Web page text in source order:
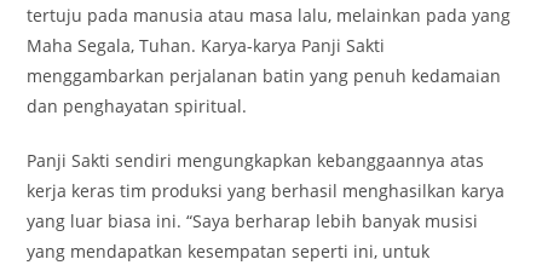
tertuju pada manusia atau masa lalu, melainkan pada yang
Maha Segala, Tuhan. Karya-karya Panji Sakti
menggambarkan perjalanan batin yang penuh kedamaian
dan penghayatan spiritual.
Panji Sakti sendiri mengungkapkan kebanggaannya atas
kerja keras tim produksi yang berhasil menghasilkan karya
yang luar biasa ini. “Saya berharap lebih banyak musisi
yang mendapatkan kesempatan seperti ini, untuk